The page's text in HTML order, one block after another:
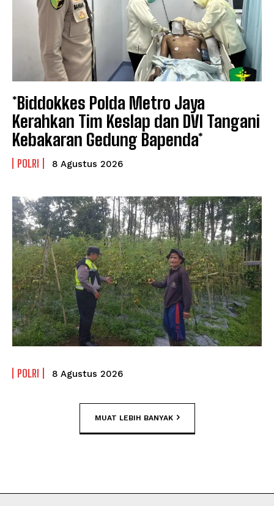
*Biddokkes Polda Metro Jaya
Kerahkan Tim Keslap dan DVI Tangani
Kebakaran Gedung Bapenda*
POLRI 8 Agustus 2026
POLRI 8 Agustus 2026
MUAT LEBIH BANYAK